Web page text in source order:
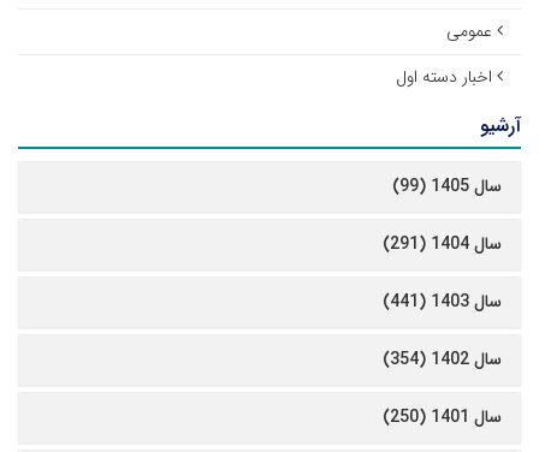
عمومی
اخبار دسته اول
آرشیو
سال 1405 (99)
سال 1404 (291)
سال 1403 (441)
سال 1402 (354)
سال 1401 (250)